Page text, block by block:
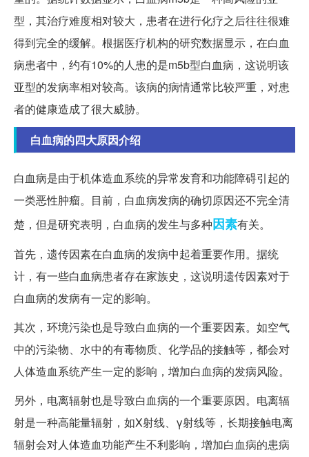
型，其治疗难度相对较大，患者在进行化疗之后往往很难
得到完全的缓解。根据医疗机构的研究数据显示，在白血
病患者中，约有10%的人患的是m5b型白血病，这说明该
亚型的发病率相对较高。该病的病情通常比较严重，对患
者的健康造成了很大威胁。
白血病的四大原因介绍
白血病是由于机体造血系统的异常发育和功能障碍引起的
一类恶性肿瘤。目前，白血病发病的确切原因还不完全清
楚，但是研究表明，白血病的发生与多种因素有关。
首先，遗传因素在白血病的发病中起着重要作用。据统
计，有一些白血病患者存在家族史，这说明遗传因素对于
白血病的发病有一定的影响。
其次，环境污染也是导致白血病的一个重要因素。如空气
中的污染物、水中的有毒物质、化学品的接触等，都会对
人体造血系统产生一定的影响，增加白血病的发病风险。
另外，电离辐射也是导致白血病的一个重要原因。电离辐
射是一种高能量辐射，如X射线、γ射线等，长期接触电离
辐射会对人体造血功能产生不利影响，增加白血病的患病